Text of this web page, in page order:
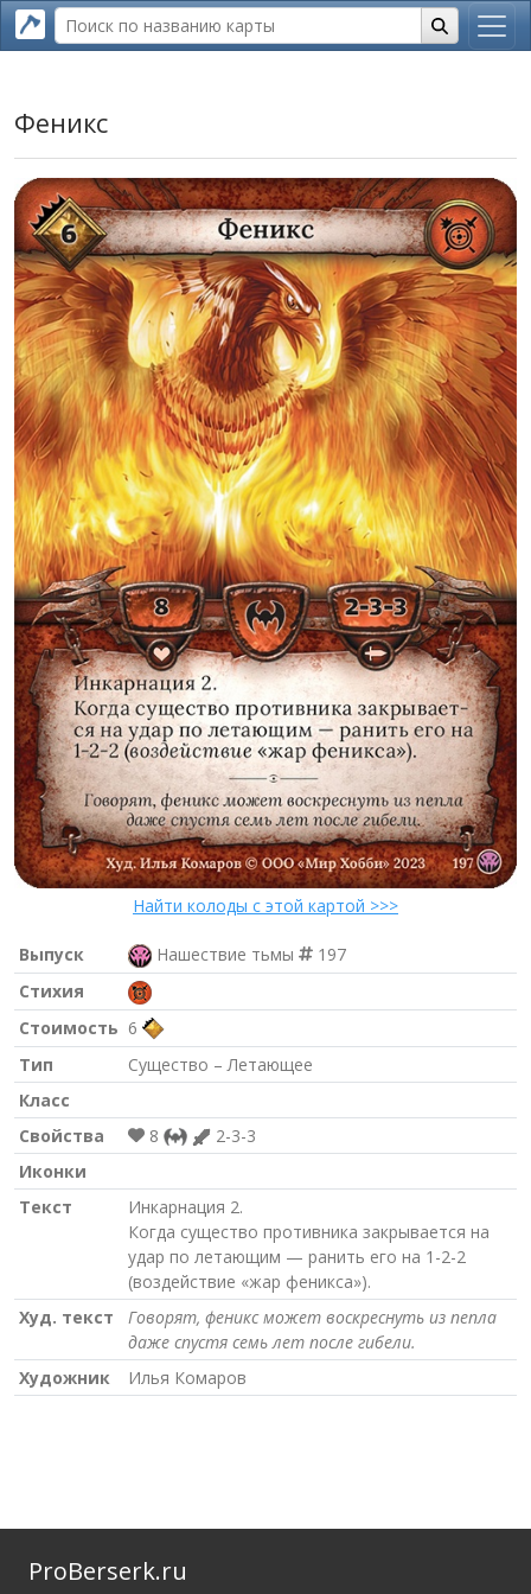
Феникс
Найти колоды с этой картой >>>
Выпуск Нашествие тьмы
197
Стихия
Стоимость 6
Тип
Существо – Летающее
Класс
Свойства
8
2-3-3
Иконки
Текст
Инкарнация 2.
Когда существо противника закрывается на
удар по летающим — ранить его на 1-2-2
(воздействие «жар феникса»).
Худ. текст
Говорят, феникс может воскреснуть из пепла
даже спустя семь лет после гибели.
Художник
Илья Комаров
ProBerserk.ru